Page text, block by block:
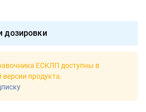
ЕСКЛП доступны в
продукта.